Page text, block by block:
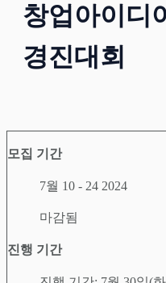
창업아이디
경진대회
모집 기간
7월 10 - 24 2024
마감됨
진행 기간